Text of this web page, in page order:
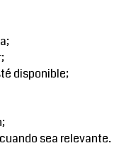
disponible;
sea relevante.